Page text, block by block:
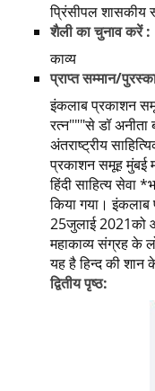
प्रिंसीपल शासकीय
शैली का चुनाव करें :
काव्य
प्राप्त सम्मान/
इंकलाब प्रकाशन
रत्न"""से डॉ अनीता
अंतराष्ट्रीय
प्रकाशन समूह मुंबई
हिंदी साहित्य सेवा
किया गया। इंकलाब
25जुलाई 2021को
महाकाव्य संग्रह के
यह है हिन्द की शान
द्वितीय पृष्ठ: